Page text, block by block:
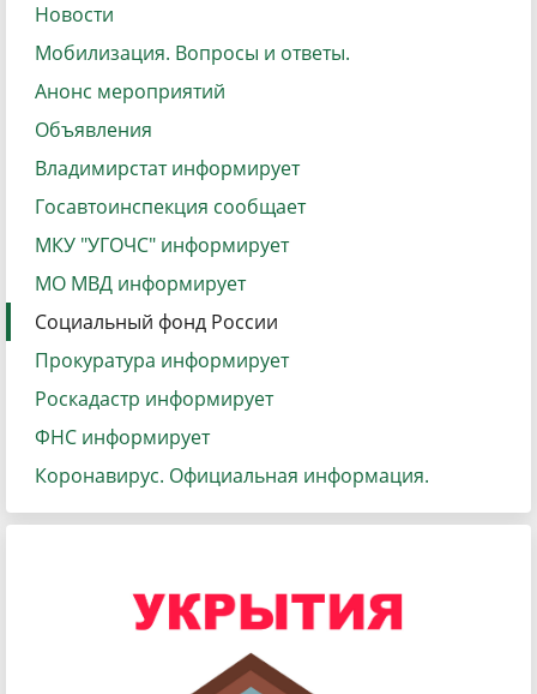
Новости
Мобилизация. Вопросы и ответы.
Анонс мероприятий
Объявления
Владимирстат информирует
Госавтоинспекция сообщает
МКУ "УГОЧС" информирует
МО МВД информирует
Социальный фонд России
Прокуратура информирует
Роскадастр информирует
ФНС информирует
Коронавирус. Официальная информация.